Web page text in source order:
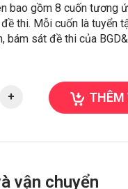
bao gồm 8 cuốn tương
thi. Mỗi cuốn là tuyển
bám sát đề thi của
THÊM
vận chuyển